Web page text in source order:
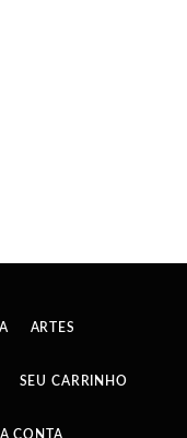
ARTES
SEU CARRINHO
CONTA